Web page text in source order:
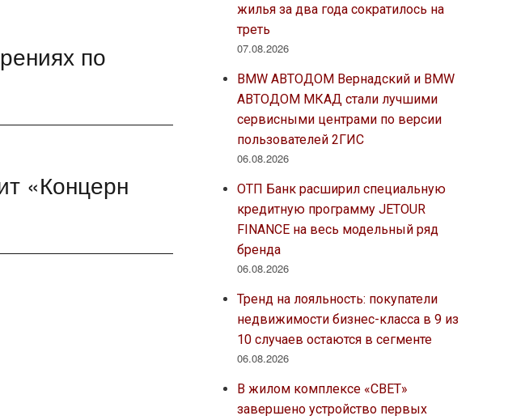
по
«Концерн
жилья за два года сократилось на
треть
07.08.2026
BMW АВТОДОМ Вернадский и BMW
АВТОДОМ МКАД стали лучшими
сервисными центрами по версии
пользователей 2ГИС
06.08.2026
ОТП Банк расширил специальную
кредитную программу JETOUR
FINANCE на весь модельный ряд
бренда
06.08.2026
Тренд на лояльность: покупатели
недвижимости бизнес-класса в 9 из
10 случаев остаются в сегменте
06.08.2026
В жилом комплексе «СВЕТ»
завершено устройство первых